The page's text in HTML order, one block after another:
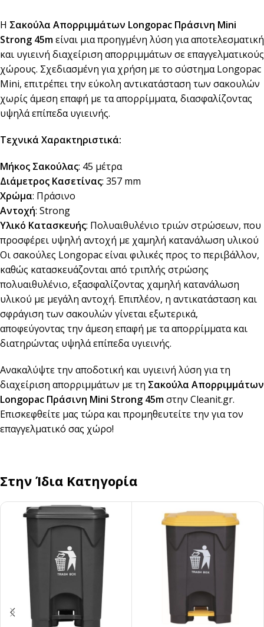
Η Σακούλα Απορριμμάτων Longopac Πράσινη Mini
Strong 45mείναι μια προηγμένη λύση για αποτελεσματική
και υγιεινή διαχείριση απορριμμάτων σε επαγγελματικούς
χώρους. Σχεδιασμένη για χρήση με το σύστημα Longopac
Mini, επιτρέπει την εύκολη αντικατάσταση των σακουλών
χωρίς άμεση επαφή με τα απορρίμματα, διασφαλίζοντας
υψηλά επίπεδα υγιεινής.
Τεχνικά Χαρακτηριστικά:
Μήκος Σακούλας: 45 μέτρα
Διάμετρος Κασετίνας: 357 mm
Χρώμα: Πράσινο
Αντοχή: Strong
Υλικό Κατασκευής: Πολυαιθυλένιο τριών στρώσεων, που
προσφέρει υψηλή αντοχή με χαμηλή κατανάλωση υλικού
Οι σακούλες Longopac είναι φιλικές προς το περιβάλλον,
καθώς κατασκευάζονται από τριπλής στρώσης
πολυαιθυλένιο, εξασφαλίζοντας χαμηλή κατανάλωση
υλικού με μεγάλη αντοχή. Επιπλέον, η αντικατάσταση και
σφράγιση των σακουλών γίνεται εξωτερικά,
αποφεύγοντας την άμεση επαφή με τα απορρίμματα και
διατηρώντας υψηλά επίπεδα υγιεινής.
Ανακαλύψτε την αποδοτική και υγιεινή λύση για τη
διαχείριση απορριμμάτων με τη Σακούλα Απορριμμάτων
Longopac Πράσινη Mini Strong 45mστην Cleanit.gr.
Επισκεφθείτε μας τώρα και προμηθευτείτε την για τον
επαγγελματικό σας χώρο!
Στην Ίδια Κατηγορία